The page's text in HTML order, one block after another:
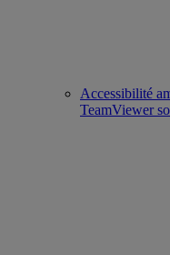
Accessibilité
TeamViewer